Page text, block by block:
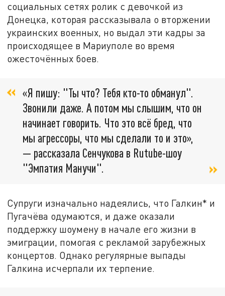
социальных сетях ролик с девочкой из
Донецка, которая рассказывала о вторжении
украинских военных, но выдал эти кадры за
происходящее в Мариуполе во время
ожесточённых боев.
«Я пишу: "Ты что? Тебя кто-то обманул".
Звонили даже. А потом мы слышим, что он
начинает говорить. Что это всё бред, что
мы агрессоры, что мы сделали то и это»,
— рассказала Сенчукова в Rutube-шоу
"Эмпатия Манучи".
Супруги изначально надеялись, что Галкин* и
Пугачёва одумаются, и даже оказали
поддержку шоумену в начале его жизни в
эмиграции, помогая с рекламой зарубежных
концертов. Однако регулярные выпады
Галкина исчерпали их терпение.